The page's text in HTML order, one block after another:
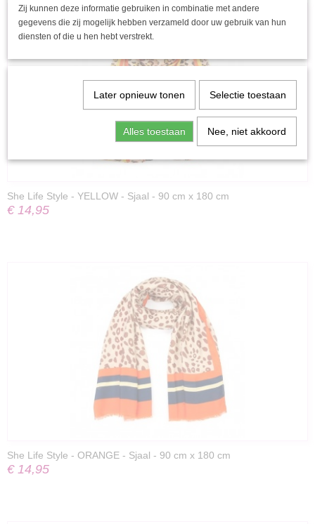
She Life Style - YELLOW - Sjaal - 90 cm x 180 cm
€ 14,95
She Life Style - ORANGE - Sjaal - 90 cm x 180 cm
€ 14,95
Zij kunnen deze informatie gebruiken in combinatie met andere
gegevens die zij mogelijk hebben verzameld door uw gebruik van hun
diensten of die u hen hebt verstrekt.
Later opnieuw tonen Selectie toestaan
Alles toestaan Nee, niet akkoord